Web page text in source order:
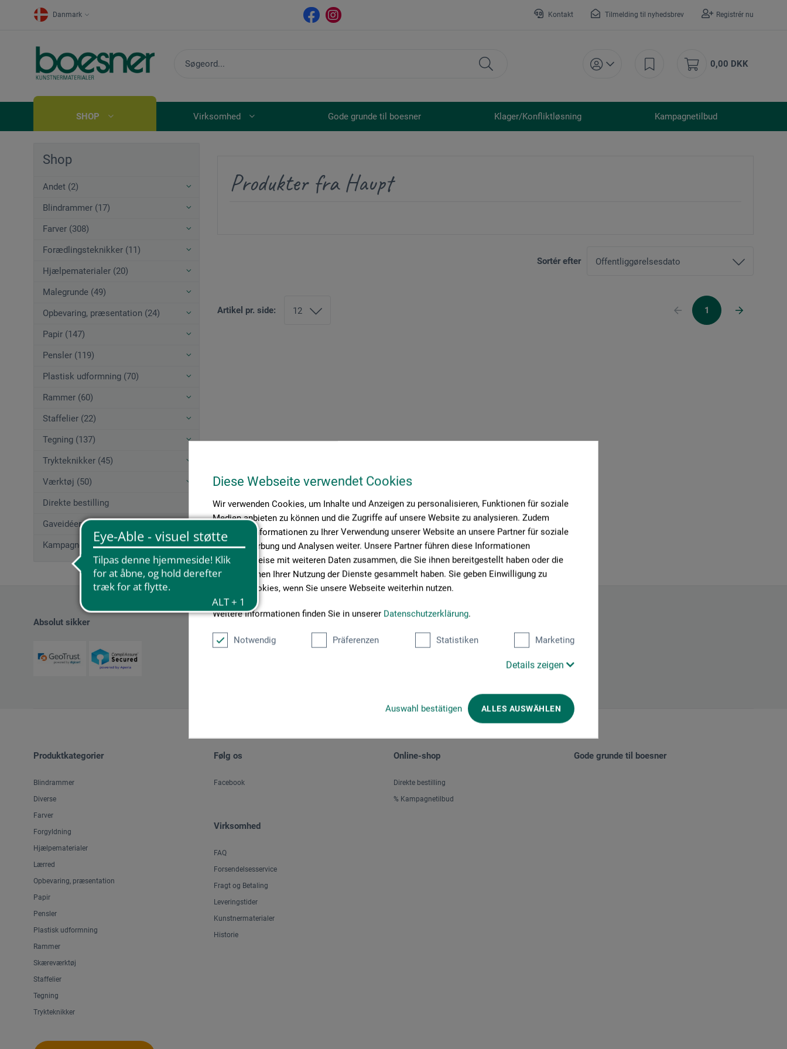
Diese Webseite verwendet Cookies
Wir verwenden Cookies, um Inhalte und Anzeigen zu personalisieren, Funktionen für soziale
Medien anbieten zu können und die Zugriffe auf unsere Website zu analysieren. Zudem
geben wir Informationen zu Ihrer Verwendung unserer Website an unsere Partner für soziale
Medien, Werbung und Analysen weiter. Unsere Partner führen diese Informationen
möglicherweise mit weiteren Daten zusammen, die Sie ihnen bereitgestellt haben oder die
sie im Rahmen Ihrer Nutzung der Dienste gesammelt haben. Sie geben Einwilligung zu
unseren Cookies, wenn Sie unsere Webseite weiterhin nutzen.
Weitere Informationen finden Sie in unserer Datenschutzerklärung.
Notwendig Präferenzen Statistiken Marketing
Details zeigen
Auswahl bestätigen ALLES AUSWÄHLEN
Danmark Kontakt Tilmelding til nyhedsbrev Registrér nu
0,00 DKK
SHOP Virksomhed Gode grunde til boesner Klager/Konfliktløsning Kampagnetilbud
Shop
Andet (2)
Blindrammer (17)
Farver (308)
Forædlingsteknikker (11)
Hjælpematerialer (20)
Malegrunde (49)
Opbevaring, præsentation (24)
Papir (147)
Pensler (119)
Plastisk udformning (70)
Rammer (60)
Staffelier (22)
Tegning (137)
Trykteknikker (45)
Værktøj (50)
Direkte bestilling
Gaveidéer (12)
Kampagnetilbud
Produkter fra Haupt
Sortér efter
Artikel pr. side: 1
Absolut sikker
Produktkategorier
Blindrammer
Diverse
Farver
Forgyldning
Hjælpematerialer
Lærred
Opbevaring, præsentation
Papir
Pensler
Plastisk udformning
Rammer
Skæreværktøj
Staffelier
Tegning
Trykteknikker
Følg os
Facebook
Virksomhed
FAQ
Forsendelsesservice
Fragt og Betaling
Leveringstider
Kunstnermaterialer
Historie
Online-shop
Direkte bestilling
% Kampagnetilbud
Gode grunde til boesner